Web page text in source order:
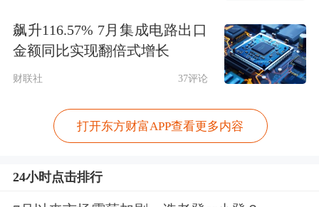
常规安全风控，未采取特殊限制措施。
12月2日，豆包手机助手发文辟谣“未经
授权获取系统权限”，称“不存在任何黑
客行为”，只有用户主动授权，才可以
调用INJECT_EVENTS这项系统级权
飙升116.57% 7月集成电路出口
金额同比实现翻倍式增长
财联社 37评论
打开东方财富APP查看更多内容
24小时点击排行